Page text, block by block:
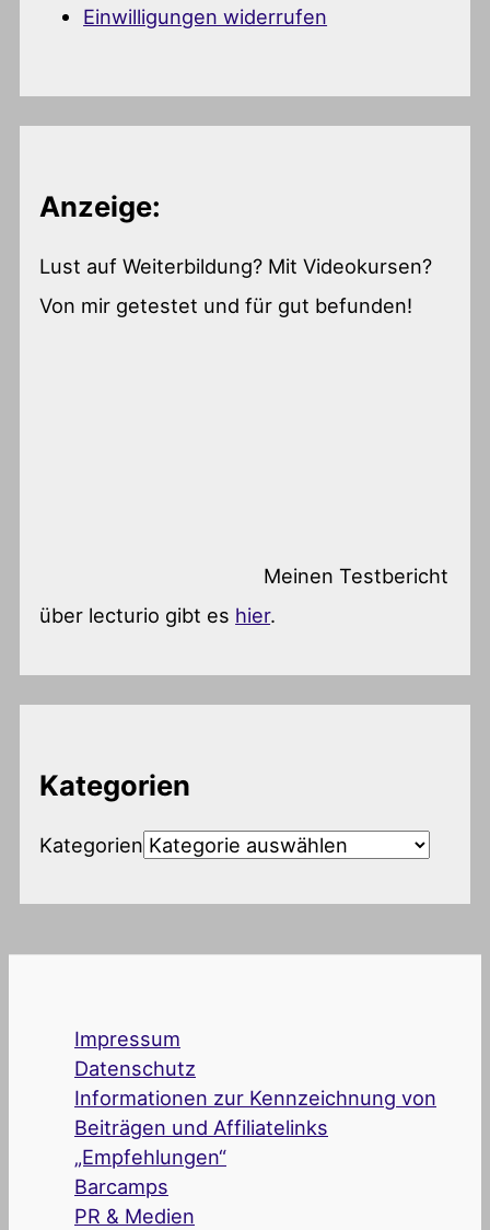
Einwilligungen widerrufen
Anzeige:
Lust auf Weiterbildung? Mit Videokursen?
Von mir getestet und für gut befunden!
Meinen Testbericht
über lecturio gibt es hier.
Kategorien
Kategorien
Impressum
Datenschutz
Informationen zur Kennzeichnung von
Beiträgen und Affiliatelinks
„Empfehlungen“
Barcamps
PR & Medien